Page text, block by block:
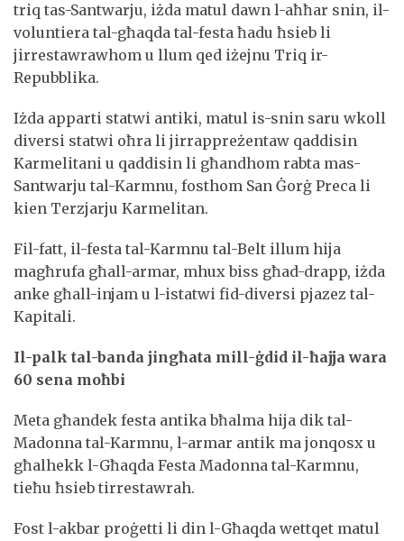
triq tas-Santwarju, iżda matul dawn l-aħħar snin, il-
voluntiera tal-għaqda tal-festa ħadu ħsieb li
jirrestawrawhom u llum qed iżejnu Triq ir-
Repubblika.
Iżda apparti statwi antiki, matul is-snin saru wkoll
diversi statwi oħra li jirrappreżentaw qaddisin
Karmelitani u qaddisin li għandhom rabta mas-
Santwarju tal-Karmnu, fosthom San Ġorġ Preca li
kien Terzjarju Karmelitan.
Fil-fatt, il-festa tal-Karmnu tal-Belt illum hija
magħrufa għall-armar, mhux biss għad-drapp, iżda
anke għall-injam u l-istatwi fid-diversi pjazez tal-
Kapitali.
Il-palk tal-banda jingħata mill-ġdid il-ħajja wara
60 sena moħbi
Meta għandek festa antika bħalma hija dik tal-
Madonna tal-Karmnu, l-armar antik ma jonqosx u
għalhekk l-Għaqda Festa Madonna tal-Karmnu,
tieħu ħsieb tirrestawrah.
Fost l-akbar proġetti li din l-Għaqda wettqet matul